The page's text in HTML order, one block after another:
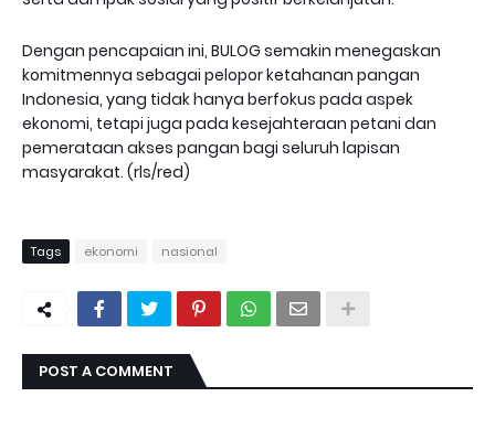
Dengan pencapaian ini, BULOG semakin menegaskan
komitmennya sebagai pelopor ketahanan pangan
Indonesia, yang tidak hanya berfokus pada aspek
ekonomi, tetapi juga pada kesejahteraan petani dan
pemerataan akses pangan bagi seluruh lapisan
masyarakat. (rls/red)
Tags ekonomi nasional
POST A COMMENT